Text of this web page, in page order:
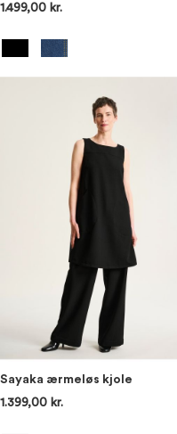
1.499,00 kr.
Sayaka ærmeløs kjole
1.399,00 kr.